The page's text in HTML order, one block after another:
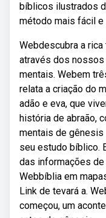
bíblicos ilustrados
método mais fácil e
Webdescubra a
através dos
mentais. Webem
relata a criação do
adão e eva, que
história de abraão,
mentais de gênesis
seu estudo bíblico.
das informações
Webbíblia em
Link de tevará a.
começou, um